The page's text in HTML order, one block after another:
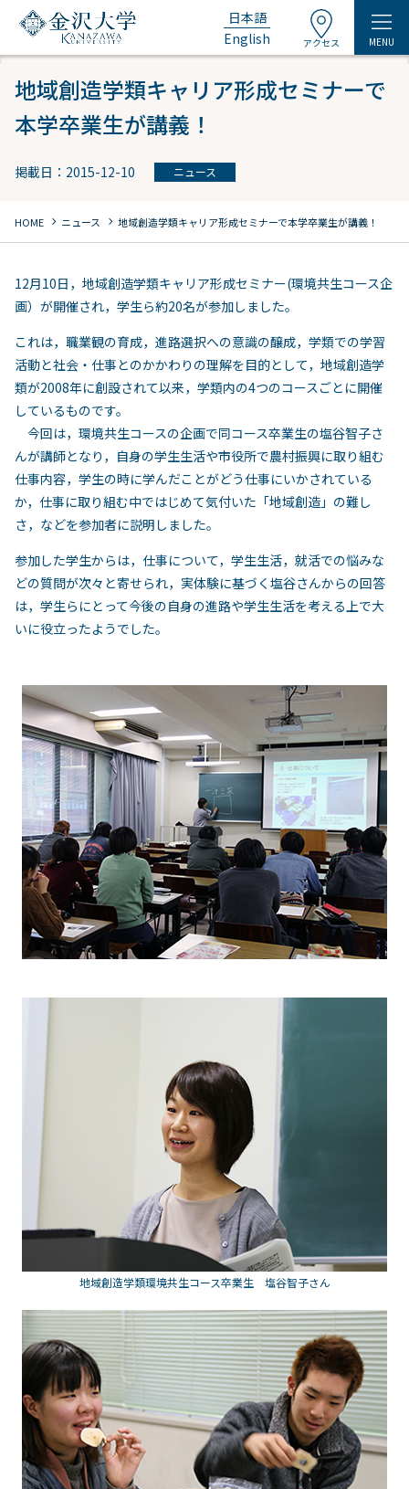
日本語
English
アクセス MENU
地域創造学類キャリア形成セミナーで
本学卒業生が講義！
掲載日：2015-12-10 ニュース
HOME chevron_right ニュース chevron_right 地域創造学類キャリア形成セミナーで本学卒業生が講義！
12月10日，地域創造学類キャリア形成セミナー(環境共生コース企
画）が開催され，学生ら約20名が参加しました。
これは，職業観の育成，進路選択への意識の醸成，学類での学習
活動と社会・仕事とのかかわりの理解を目的として，地域創造学
類が2008年に創設されて以来，学類内の4つのコースごとに開催
しているものです。
今回は，環境共生コースの企画で同コース卒業生の塩谷智子さ
んが講師となり，自身の学生生活や市役所で農村振興に取り組む
仕事内容，学生の時に学んだことがどう仕事にいかされている
か，仕事に取り組む中ではじめて気付いた「地域創造」の難し
さ，などを参加者に説明しました。
参加した学生からは，仕事について，学生生活，就活での悩みな
どの質問が次々と寄せられ，実体験に基づく塩谷さんからの回答
は，学生らにとって今後の自身の進路や学生生活を考える上で大
いに役立ったようでした。
地域創造学類環境共生コース卒業生 塩谷智子さん